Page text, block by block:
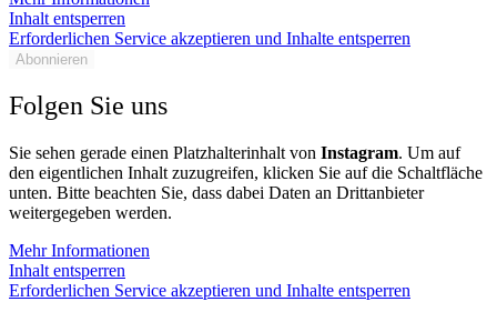
Inhalt entsperren
Erforderlichen Service akzeptieren und Inhalte entsperren
Abonnieren
Folgen Sie uns
Sie sehen gerade einen Platzhalterinhalt von Instagram. Um auf
den eigentlichen Inhalt zuzugreifen, klicken Sie auf die Schaltfläche
unten. Bitte beachten Sie, dass dabei Daten an Drittanbieter
weitergegeben werden.
Mehr Informationen
Inhalt entsperren
Erforderlichen Service akzeptieren und Inhalte entsperren